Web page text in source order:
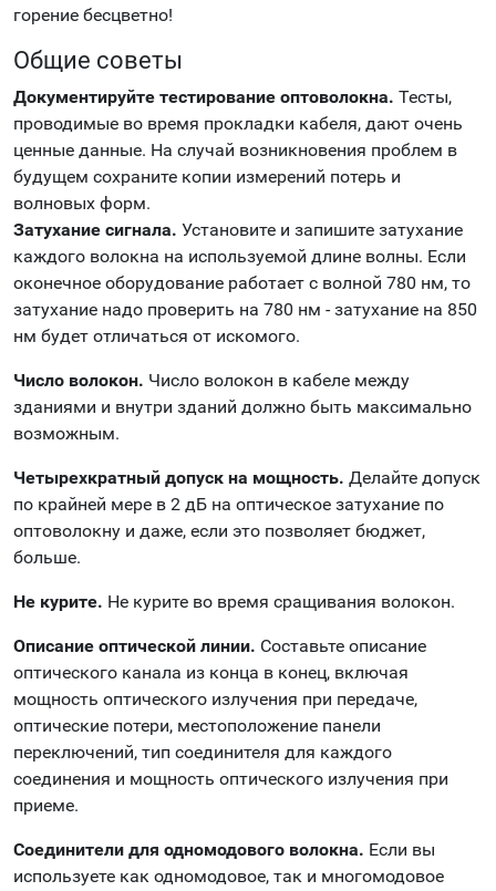
горение бесцветно!
Общие советы
Документируйте тестирование оптоволокна. Тесты,
проводимые во время прокладки кабеля, дают очень
ценные данные. На случай возникновения проблем в
будущем сохраните копии измерений потерь и
волновых форм.
Затухание сигнала. Установите и запишите затухание
каждого волокна на используемой длине волны. Если
оконечное оборудование работает с волной 780 нм, то
затухание надо проверить на 780 нм - затухание на 850
нм будет отличаться от искомого.
Число волокон. Число волокон в кабеле между
зданиями и внутри зданий должно быть максимально
возможным.
Четырехкратный допуск на мощность. Делайте допуск
по крайней мере в 2 дБ на оптическое затухание по
оптоволокну и даже, если это позволяет бюджет,
больше.
Не курите. Не курите во время сращивания волокон.
Описание оптической линии. Составьте описание
оптического канала из конца в конец, включая
мощность оптического излучения при передаче,
оптические потери, местоположение панели
переключений, тип соединителя для каждого
соединения и мощность оптического излучения при
приеме.
Соединители для одномодового волокна. Если вы
используете как одномодовое, так и многомодовое